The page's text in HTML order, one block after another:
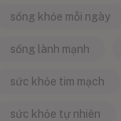
sống khỏe mỗi ngày
sống lành mạnh
sức khỏe tim mạch
sức khỏe tự nhiên